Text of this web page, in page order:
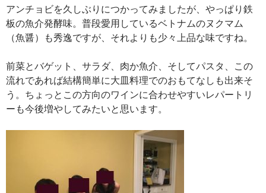
アンチョビを久しぶりにつかってみましたが、やっぱり鉄
板の魚介発酵味。普段愛用しているベトナムのヌクマム
（魚醤）も秀逸ですが、それよりも少々上品な味ですね。
前菜とバゲット、サラダ、肉か魚介、そしてパスタ、この
流れであれば結構簡単に大皿料理でのおもてなしも出来そ
う。ちょっとこの方向のワインに合わせやすいレパートリ
ーも今後増やしてみたいと思います。